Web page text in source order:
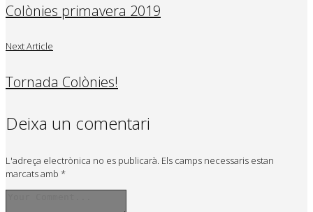
Colònies primavera 2019
Next Article
Tornada Colònies!
Deixa un comentari
L'adreça electrònica no es publicarà. Els camps necessaris estan
marcats amb *